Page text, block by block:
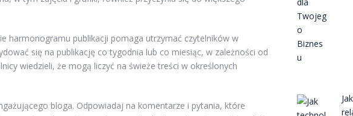
harmonogramu publikacji pomaga utrzymać czytelników w
się na publikację co tygodnia lub co miesiąc, w zależności od
wiedzieli, że mogą liczyć na świeże treści w określonych
bloga. Odpowiadaj na komentarze i pytania, które